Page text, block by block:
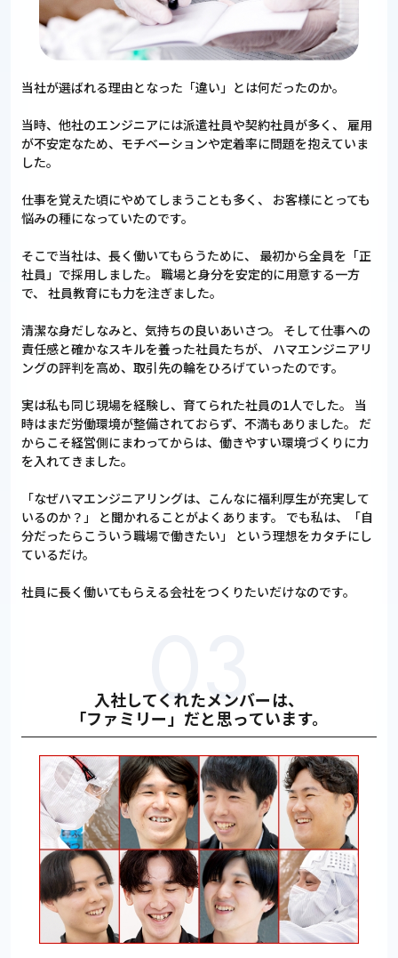
当社が選ばれる理由となった「違い」とは何だったのか。
当時、他社のエンジニアには派遣社員や契約社員が多く、
雇用
が不安定なため、モチベーションや定着率に問題を抱えていま
した。
仕事を覚えた頃にやめてしまうことも多く、
お客様にとっても
悩みの種になっていたのです。
そこで当社は、長く働いてもらうために、
最初から全員を「正
社員」で採用しました。 職場と身分を安定的に用意する一方
で、
社員教育にも力を注ぎました。
清潔な身だしなみと、気持ちの良いあいさつ。
そして仕事への
責任感と確かなスキルを養った社員たちが、
ハマエンジニアリ
ングの評判を高め、取引先の輪をひろげていったのです。
実は私も同じ現場を経験し、育てられた社員の1人でした。
当
時はまだ労働環境が整備されておらず、不満もありました。
だ
からこそ経営側にまわってからは、働きやすい環境づくりに力
を入れてきました。
「なぜハマエンジニアリングは、こんなに福利厚生が充実して
いるのか？」
と聞かれることがよくあります。
でも私は、「自
分だったらこういう職場で働きたい」
という理想をカタチにし
ているだけ。
社員に長く働いてもらえる会社をつくりたいだけなのです。
入社してくれたメンバーは、
「ファミリー」だと思っています。